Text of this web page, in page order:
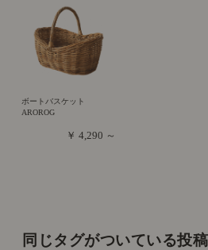
ボートバスケット
AROROG
￥ 4,290 ～
同じタグがついている投稿